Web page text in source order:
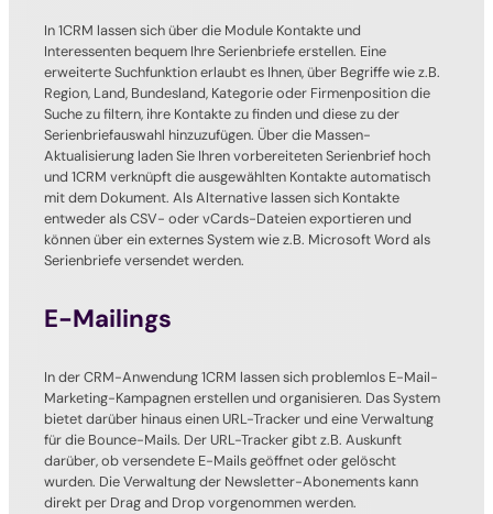
In 1CRM lassen sich über die Module Kontakte und
Interessenten bequem Ihre Serienbriefe erstellen. Eine
erweiterte Suchfunktion erlaubt es Ihnen, über Begriffe wie z.B.
Region, Land, Bundesland, Kategorie oder Firmenposition die
Suche zu filtern, ihre Kontakte zu finden und diese zu der
Serienbriefauswahl hinzuzufügen. Über die Massen-
Aktualisierung laden Sie Ihren vorbereiteten Serienbrief hoch
und 1CRM verknüpft die ausgewählten Kontakte automatisch
mit dem Dokument. Als Alternative lassen sich Kontakte
entweder als CSV- oder vCards-Dateien exportieren und
können über ein externes System wie z.B. Microsoft Word als
Serienbriefe versendet werden.
E-Mailings
In der CRM-Anwendung 1CRM lassen sich problemlos E-Mail-
Marketing-Kampagnen erstellen und organisieren. Das System
bietet darüber hinaus einen URL-Tracker und eine Verwaltung
für die Bounce-Mails. Der URL-Tracker gibt z.B. Auskunft
darüber, ob versendete E-Mails geöffnet oder gelöscht
wurden. Die Verwaltung der Newsletter-Abonements kann
direkt per Drag and Drop vorgenommen werden.